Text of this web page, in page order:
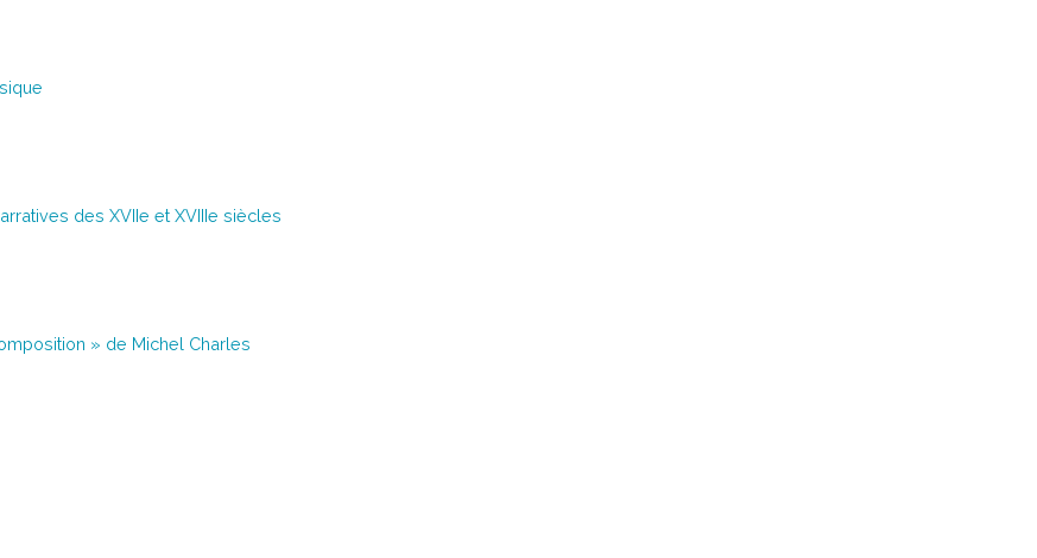
des XVIIe et XVIIIe siècles
» de Michel Charles